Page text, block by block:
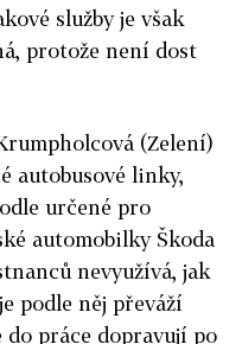
služby je však
protože není dost
(Zelení)
autobusové linky,
určené pro
automobilky Škoda
nevyužívá, jak
podle něj převáží
práce dopravují po